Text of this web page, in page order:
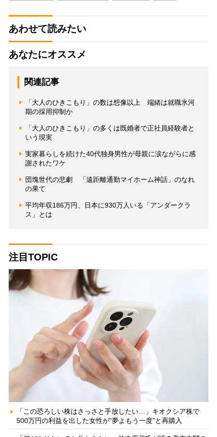
あわせて読みたい
あなたにオススメ
関連記事
「大人のひきこもり」の数は想像以上 端緒は就職氷河
期の採用抑制か
「大人のひきこもり」の多くは既婚者で正社員経験者と
いう現実
実家暮らしを続けた40代独身男性が母親に涙ながらに感
謝されたワケ
団塊世代の悲劇 「遠距離通勤マイホーム神話」のなれ
の果て
平均年収186万円、日本に930万人いる「アンダークラ
ス」とは
注目TOPIC
「この恐ろしい株はさっさと手放したい…」キオクシア株で
500万円の利益を出した女性が“夢よもう一度”と再購入